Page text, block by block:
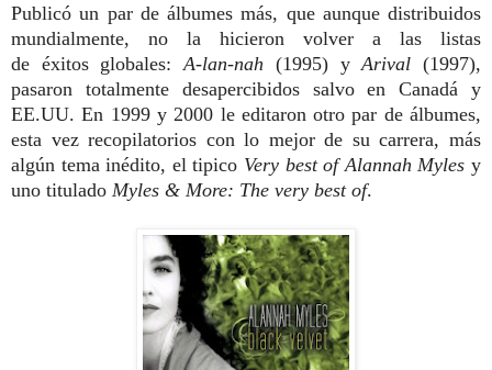
Publicó un par de álbumes más, que aunque distribuidos
mundialmente, no la hicieron volver a las listas
de éxitos globales:A-lan-nah (1995) yArival(1997),
pasaron totalmente desapercibidos salvo en Canadá y
EE.UU. En 1999 y 2000 le editaron otro par de álbumes,
esta vez recopilatorios con lo mejor de su carrera, más
algún tema inédito, el tipico Very best of Alannah Myles y
uno titulado Myles & More: The very best of.